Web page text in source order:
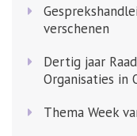
verschenen
Dertig jaar
Organisaties in
Thema Week